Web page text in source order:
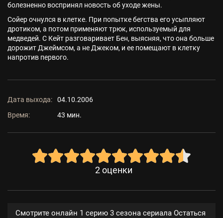
болезненно воспринял новость об уходе жены.
Сойер очнулся в клетке. При попытке бегства его усыпляют
дротиком, а потом применяют трюк, используемый для
медведей. С Кейт разговаривает Бен, выясняя, что она больше
дорожит Джеймсом, а не Джеком, и ее помещают в клетку
напротив первого.
Дата выхода:
04.10.2006
Время:
43 мин.
2 оценки
Смотрите онлайн 1 серию 3 сезона сериала Остаться